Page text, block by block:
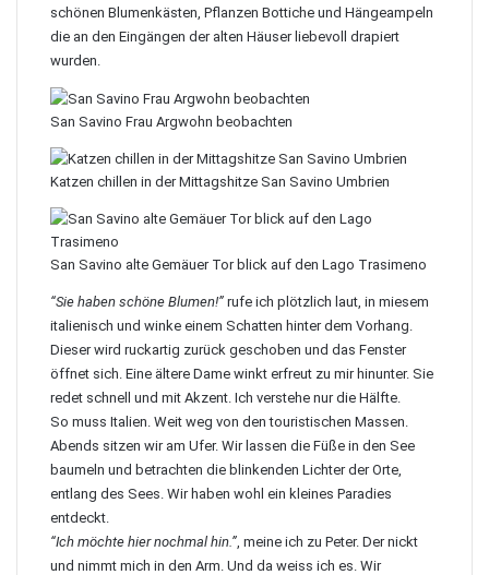
schönen Blumenkästen, Pflanzen Bottiche und Hängeampeln
die an den Eingängen der alten Häuser liebevoll drapiert
wurden.
San Savino Frau Argwohn beobachten
Katzen chillen in der Mittagshitze San Savino Umbrien
San Savino alte Gemäuer Tor blick auf den Lago Trasimeno
“Sie haben schöne Blumen!” rufe ich plötzlich laut, in miesem
italienisch und winke einem Schatten hinter dem Vorhang.
Dieser wird ruckartig zurück geschoben und das Fenster
öffnet sich. Eine ältere Dame winkt erfreut zu mir hinunter. Sie
redet schnell und mit Akzent. Ich verstehe nur die Hälfte.
So muss Italien. Weit weg von den touristischen Massen.
Abends sitzen wir am Ufer. Wir lassen die Füße in den See
baumeln und betrachten die blinkenden Lichter der Orte,
entlang des Sees. Wir haben wohl ein kleines Paradies
entdeckt.
“Ich möchte hier nochmal hin.”, meine ich zu Peter. Der nickt
und nimmt mich in den Arm. Und da weiss ich es. Wir